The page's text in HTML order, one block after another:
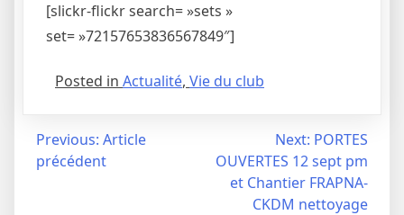
[slickr-flickr search= »sets »
set= »72157653836567849″]
Posted in Actualité, Vie du club
Navigation
Previous: Article
précédent
Next: PORTES
OUVERTES 12 sept pm
et Chantier FRAPNA-
CKDM nettoyage